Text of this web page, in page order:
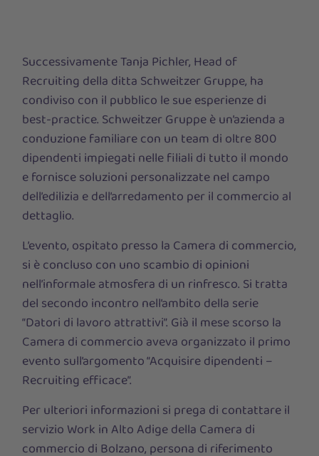
Successivamente Tanja Pichler, Head of
Recruiting della ditta Schweitzer Gruppe, ha
condiviso con il pubblico le sue esperienze di
best-practice. Schweitzer Gruppe è un’azienda a
conduzione familiare con un team di oltre 800
dipendenti impiegati nelle filiali di tutto il mondo
e fornisce soluzioni personalizzate nel campo
dell’edilizia e dell’arredamento per il commercio al
dettaglio.
L’evento, ospitato presso la Camera di commercio,
si è concluso con uno scambio di opinioni
nell’informale atmosfera di un rinfresco. Si tratta
del secondo incontro nell’ambito della serie
“Datori di lavoro attrattivi”. Già il mese scorso la
Camera di commercio aveva organizzato il primo
evento sull’argomento “Acquisire dipendenti –
Recruiting efficace”.
Per ulteriori informazioni si prega di contattare il
servizio Work in Alto Adige della Camera di
commercio di Bolzano, persona di riferimento